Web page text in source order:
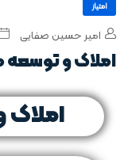
امتیاز
امیر حسین صفایی
املاک و